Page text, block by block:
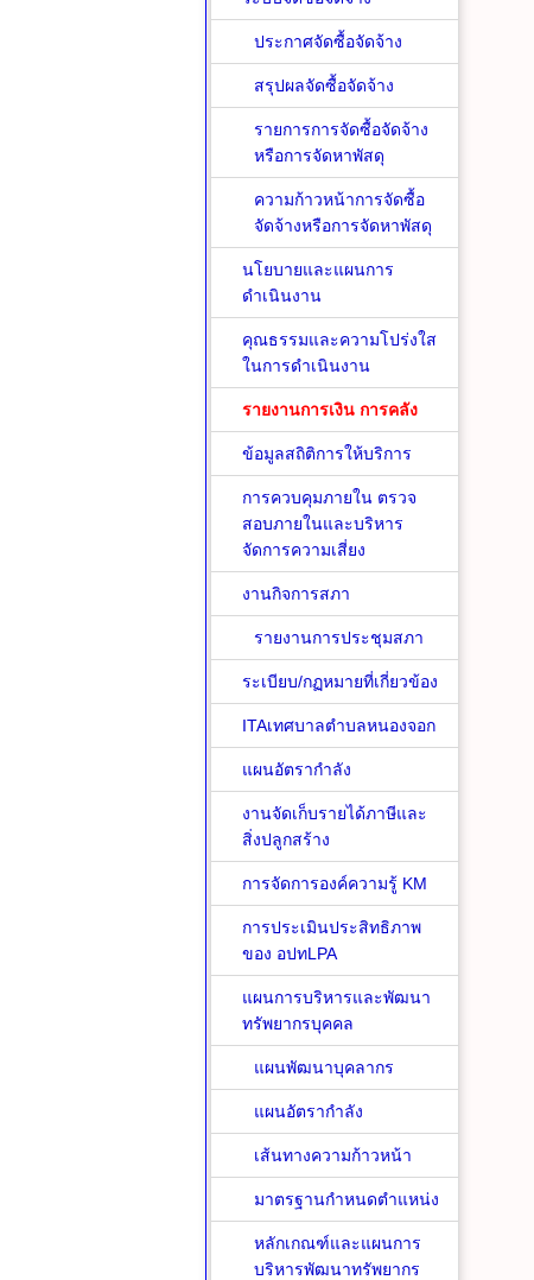
ประกาศจัดซื้อจัดจ้าง
สรุปผลจัดซื้อจัดจ้าง
รายการการจัดซื้อจัดจ้าง
หรือการจัดหาพัสดุ
ความก้าวหน้าการจัดซื้อ
จัดจ้างหรือการจัดหาพัสดุ
นโยบายและแผนการ
ดำเนินงาน
คุณธรรมและความโปร่งใส
ในการดำเนินงาน
รายงานการเงิน การคลัง
ข้อมูลสถิติการให้บริการ
การควบคุมภายใน ตรวจ
สอบภายในและบริหาร
จัดการความเสี่ยง
งานกิจการสภา
รายงานการประชุมสภา
ระเบียบ/กฏหมายที่เกี่ยวข้อง
ITAเทศบาลตำบลหนองจอก
แผนอัตรากำลัง
งานจัดเก็บรายได้ภาษีและ
สิ่งปลูกสร้าง
การจัดการองค์ความรู้ KM
การประเมินประสิทธิภาพ
ของ อปทLPA
แผนการบริหารและพัฒนา
ทรัพยากรบุคคล
แผนพัฒนาบุคลากร
แผนอัตรากำลัง
เส้นทางความก้าวหน้า
มาตรฐานกำหนดตำแหน่ง
หลักเกณฑ์และแผนการ
บริหารพัฒนาทรัพยากร